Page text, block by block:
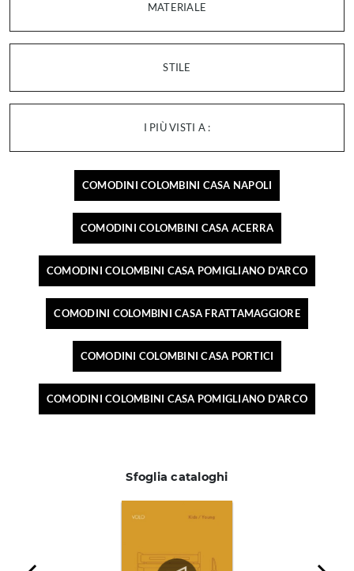
MATERIALE
STILE
I PIÙ VISTI A :
COMODINI COLOMBINI CASA NAPOLI
COMODINI COLOMBINI CASA ACERRA
COMODINI COLOMBINI CASA POMIGLIANO D'ARCO
COMODINI COLOMBINI CASA FRATTAMAGGIORE
COMODINI COLOMBINI CASA PORTICI
COMODINI COLOMBINI CASA POMIGLIANO D'ARCO
Sfoglia cataloghi